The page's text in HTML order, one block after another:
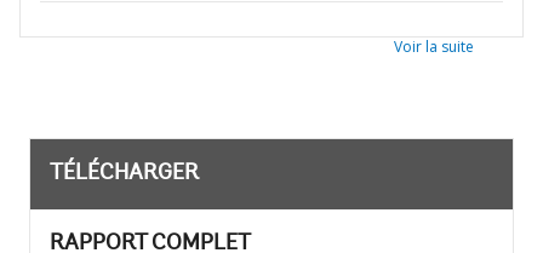
Voir la suite
TÉLÉCHARGER
RAPPORT COMPLET